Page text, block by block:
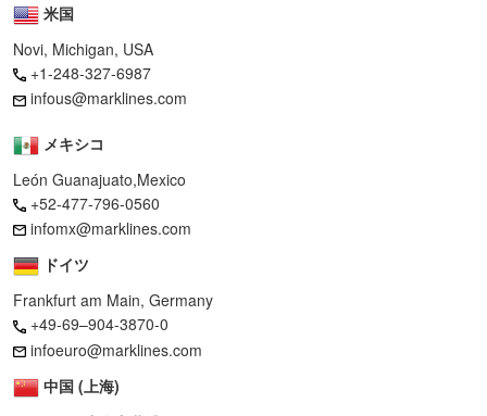
米国
Novi, Michigan, USA
+1-248-327-6987
infous@marklines.com
メキシコ
León Guanajuato,Mexico
+52-477-796-0560
infomx@marklines.com
ドイツ
Frankfurt am Main, Germany
+49-69–904-3870-0
infoeuro@marklines.com
中国 (上海)